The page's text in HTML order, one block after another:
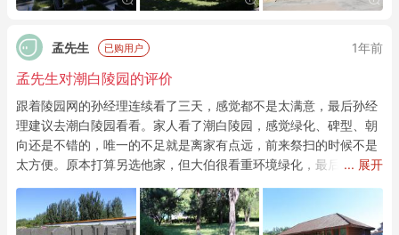
孟先生 已购用户 1年前
孟先生对潮白陵园的评价
跟着陵园网的孙经理连续看了三天，感觉都不是太满意，最后孙经
理建议去潮白陵园看看。家人看了潮白陵园，感觉绿化、碑型、朝
向还是不错的，唯一的不足就是离家有点远，前来祭扫的时候不是
太方便。原本打算另选他家，但大伯很看重环境绿化，最后由他拍
... 展开